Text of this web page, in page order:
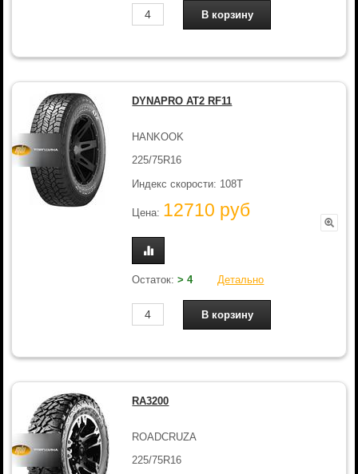
DYNAPRO AT2 RF11
HANKOOK
225/75R16
Индекс скорости: 108T
Цена: 12710 руб
Остаток:> 4 Детально
RA3200
ROADCRUZA
225/75R16